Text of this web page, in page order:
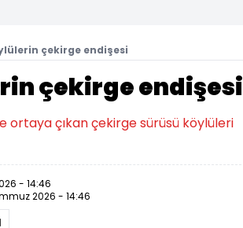
çekirge endişesi
çekirge endişesi
ortaya çıkan çekirge sürüsü köylüleri
- 14:46
2026 - 14:46